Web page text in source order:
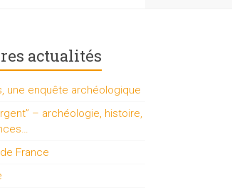
actualités
une enquête archéologique
– archéologie, histoire,
France